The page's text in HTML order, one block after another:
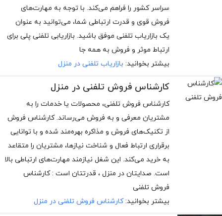
سراسر کشور را فراهم می‌کند. با توجه به مهارت‌های
فروش قوی و قدرت ارتباطی شما، می‌توانید به عنوان
یک بازاریاب تلفنی موفق باشید. بازاریابی تلفنی پلی برای
ارتباط موثر و فروش به همه جا
بیشتر بخوانید: بازاریاب تلفنی در منزل
کارشناس فروش تلفنی در منزل
کارشناس فروش تلفنی، محصولات یا خدمات را به
مشتریان معرفی و به فروش می‌رساند. کارشناس فروش
از تکنیک‌های فروش و مذاکره بهره‌مند شده و با توانایی
برقراری ارتباط فعال و شناخت نیازها، مشتریان را متقاعد
به خرید می‌کند. این شغل نیازمند مهارت‌های ارتباطی بالا
است. صدایتان در منزل ، قدرتتان است : کارشناس
فروش تلفنی
بیشتر بخوانید:کارشناس فروش تلفنی در منزل